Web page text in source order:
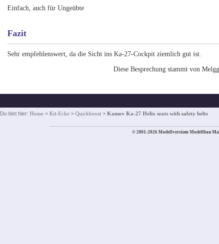
Einfach, auch für Ungeübte
Fazit
Sehr empfehlenswert, da die Sicht ins Ka-27-Cockpit ziemlich gut ist.
Diese Besprechung stammt von
Du bist hier: Home > Kit-Ecke > Quickboost > Kamov Ka-27 Helix seats with safety belts
© 2001-2026 Modellversium Modellbau